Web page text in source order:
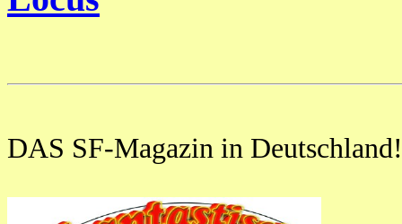
DAS SF-Magazin in Deutschland!